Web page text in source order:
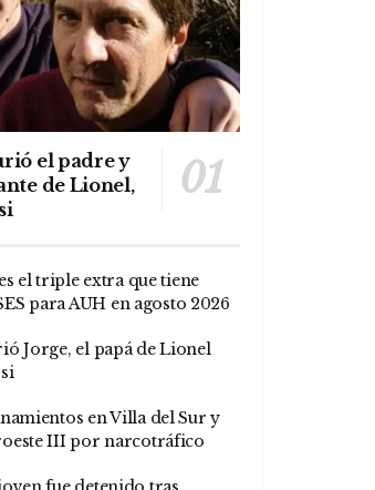
el padre y
de Lionel,
el triple extra que tiene
para AUH en agosto 2026
Jorge, el papá de Lionel
en Villa del Sur y
III por narcotráfico